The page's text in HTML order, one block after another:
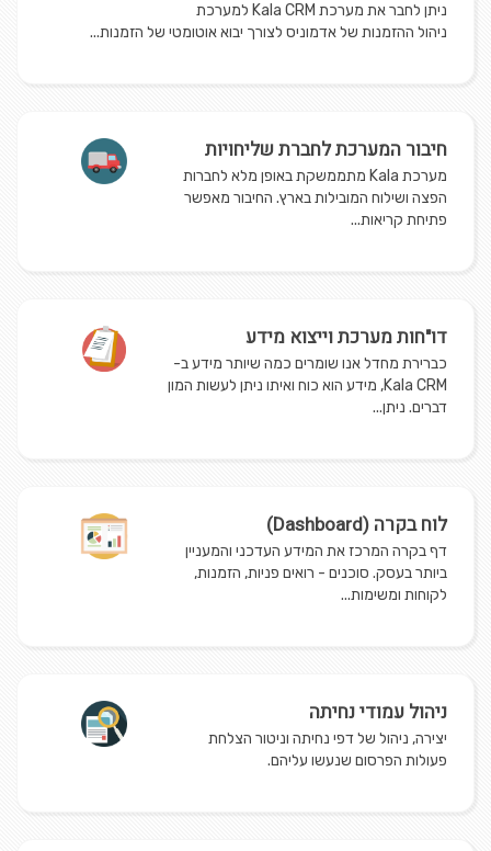
ניתן לחבר את מערכת Kala CRM למערכת
ניהול ההזמנות של אדמוניס לצורך יבוא אוטומטי של הזמנות...
חיבור המערכת לחברת שליחויות
מערכת Kala מתממשקת באופן מלא לחברות
הפצה ושילוח המובילות בארץ. החיבור מאפשר
פתיחת קריאות...
דו"חות מערכת וייצוא מידע
כברירת מחדל אנו שומרים כמה שיותר מידע ב-
Kala CRM, מידע הוא כוח ואיתו ניתן לעשות המון
דברים. ניתן...
לוח בקרה (Dashboard)
דף בקרה המרכז את המידע העדכני והמעניין
ביותר בעסק. סוכנים - רואים פניות, הזמנות,
לקוחות ומשימות...
ניהול עמודי נחיתה
יצירה, ניהול של דפי נחיתה וניטור הצלחת
פעולות הפרסום שנעשו עליהם.